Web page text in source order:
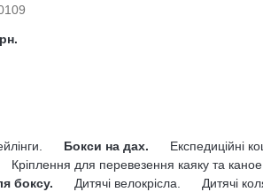
Бокси на дах. Експедиційні
Кріплення для перевезення каяку та каное.
боксу. Дитячі велокрісла. Дитячі